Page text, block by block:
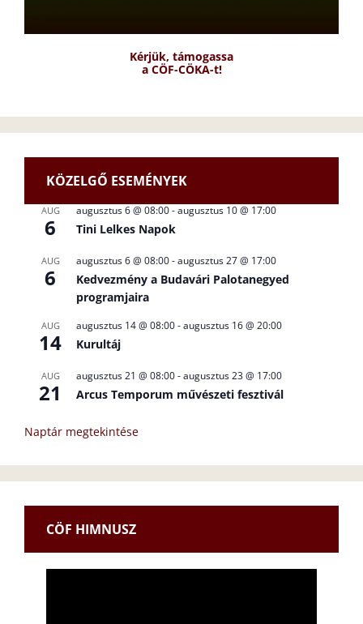
Kérjük, támogassa
a CÖF-CÖKA-t!
KÖZELGŐ ESEMÉNYEK
AUG
6
augusztus 6 @ 08:00-augusztus 10 @ 17:00
Tini Lelkes Napok
AUG
6
augusztus 6 @ 08:00-augusztus 27 @ 17:00
Kedvezmény a Budavári Palotanegyed
programjaira
AUG
14
augusztus 14 @ 08:00-augusztus 16 @ 20:00
Kurultáj
AUG
21
augusztus 21 @ 08:00-augusztus 23 @ 17:00
Arcus Temporum művészeti fesztivál
Naptár megtekintése
CÖF HIMNUSZ